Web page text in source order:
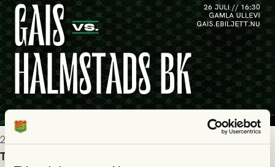
2026-07-25 19:00
Truppen till GAIS - Halmstads BK 26/7